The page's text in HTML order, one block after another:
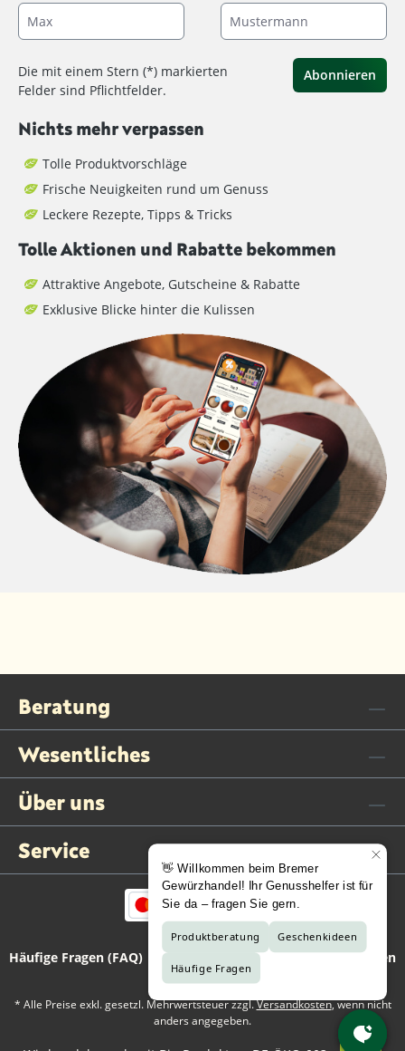
Die mit einem Stern (*) markierten
Felder sind Pflichtfelder.
Abonnieren
Nichts mehr verpassen
Tolle Produktvorschläge
Frische Neuigkeiten rund um Genuss
Leckere Rezepte, Tipps & Tricks
Tolle Aktionen und Rabatte bekommen
Attraktive Angebote, Gutscheine & Rabatte
Exklusive Blicke hinter die Kulissen
Beratung
Wesentliches
Über uns
Service
Häufige Fragen (FAQ) Kontaktformular Vertrag widerrufen
* Alle Preise exkl. gesetzl. Mehrwertsteuer zzgl.Versandkosten, wenn nicht
anders angegeben.